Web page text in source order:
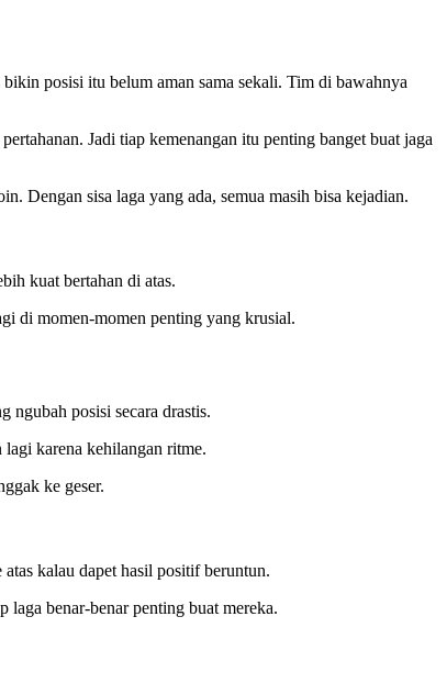
posisi itu belum aman sama sekali. Tim di bawahnya
Jadi tiap kemenangan itu penting banget buat jaga
Dengan sisa laga yang ada, semua masih bisa kejadian.
kuat bertahan di atas.
di momen-momen penting yang krusial.
ngubah posisi secara drastis.
lagi karena kehilangan ritme.
ke geser.
kalau dapet hasil positif beruntun.
benar-benar penting buat mereka.